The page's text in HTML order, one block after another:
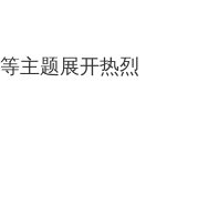
主题展开热烈